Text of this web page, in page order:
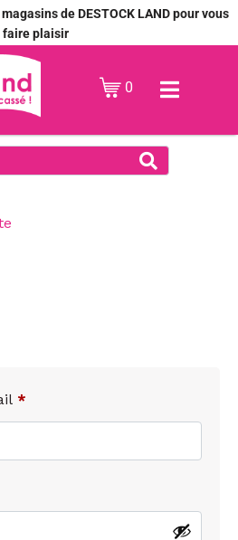
de DESTOCK LAND pour vous
faire plaisir
0
*